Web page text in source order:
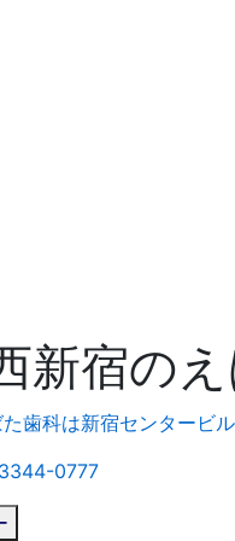
新宿の
0777